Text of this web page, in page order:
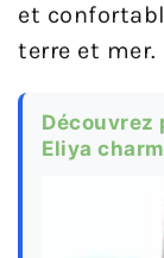
et
terre et mer.
Découvrez
Eliya